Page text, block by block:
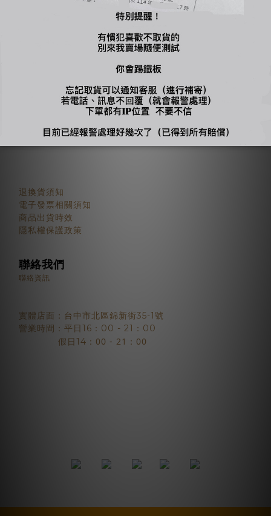
退換貨須知
電子發票相關須知
商品出貨時效
隱私權保護政策
聯絡我們
聯絡資訊
實體店面：台中市北區錦新街35-1號
營業時間：平日16：00 - 21：00
假日14 ：00 - 21：00